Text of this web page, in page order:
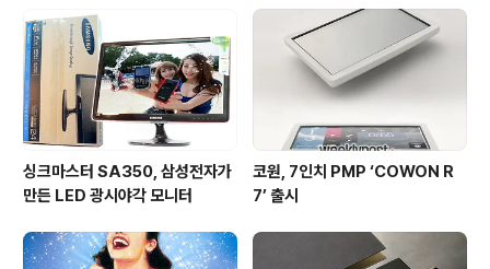
도로 뻔뻔하다. 아무렇지 않게 비(B)급 정서를 대변하지만
묘한 진지함을 지녀 보는 이로 하여금 귀를 기울이게 한다.
도대체 정상훈이라는 배우는 어떤 배우일까? 뮤지컬 을 더
욱 궁금..
싱크마스터 SA350, 삼성전자가
만든 LED 광시야각 모니터
코원, 7인치 PMP ‘COWON R
7’ 출시